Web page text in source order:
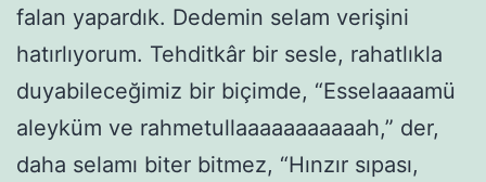
falan yapardık. Dedemin selam verişini
hatırlıyorum. Tehditkâr bir sesle, rahatlıkla
duyabileceğimiz bir biçimde, “Esselaaaamü
aleyküm ve rahmetullaaaaaaaaaaah,” der,
daha selamı biter bitmez, “Hınzır sıpası,